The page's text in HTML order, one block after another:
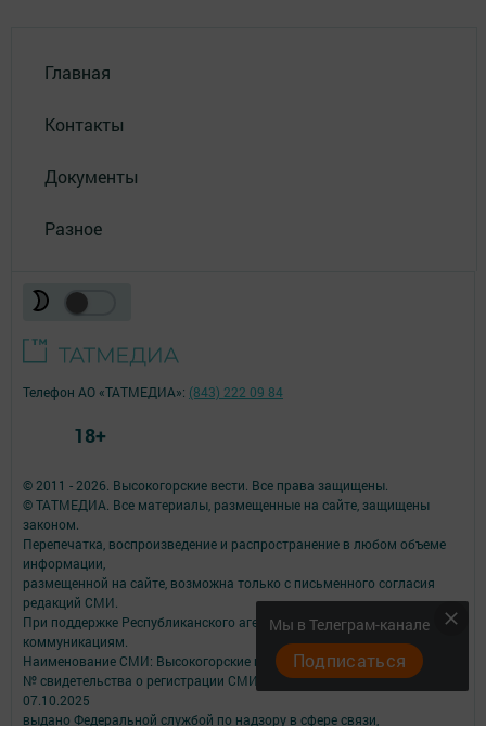
Главная
Контакты
Документы
Разное
Мы в Телеграм-канале
Подписаться
© 2011 - 2026. Высокогорские вести. Все права защищены.
© ТАТМЕДИА. Все материалы, размещенные на сайте, защищены
законом.
Перепечатка, воспроизведение и распространение в любом объеме
информации,
размещенной на сайте, возможна только с письменного согласия
редакций СМИ.
При поддержке Республиканского агентства по печати и массовым
коммуникациям.
Наименование СМИ: Высокогорские вести
№ свидетельства о регистрации СМИ, дата: ЭЛ № ФС 77 - 90215 от
07.10.2025
выдано Федеральной службой по надзору в сфере связи,
Телефон АО «ТАТМЕДИА»: (843) 222 09 84
18+